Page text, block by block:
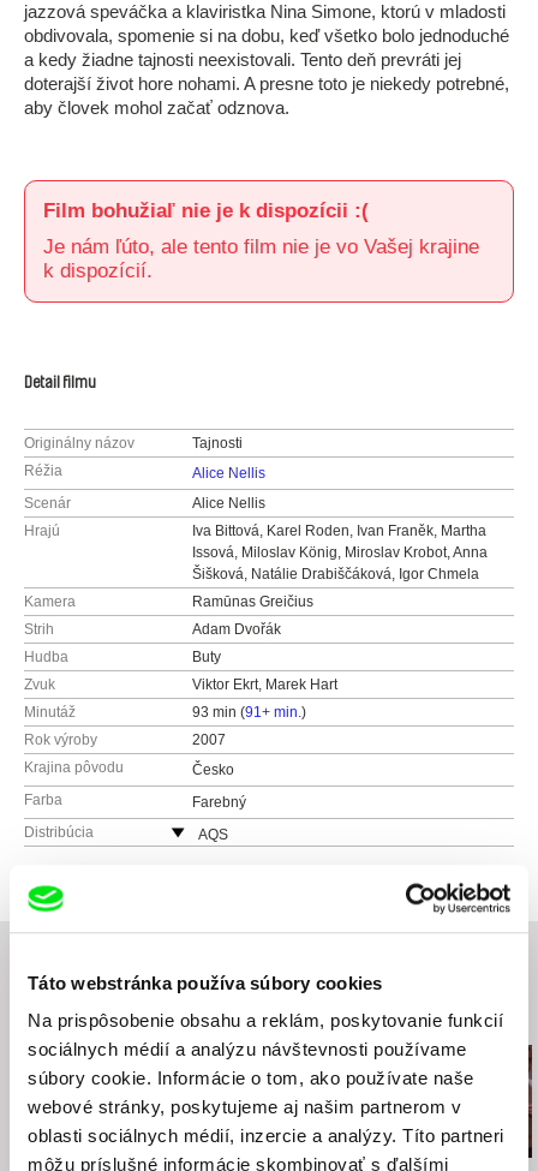
Táto webstránka používa súbory cookies
Na prispôsobenie obsahu a reklám, poskytovanie funkcií
sociálnych médií a analýzu návštevnosti používame
súbory cookie. Informácie o tom, ako používate naše
webové stránky, poskytujeme aj našim partnerom v
oblasti sociálnych médií, inzercie a analýzy. Títo partneri
môžu príslušné informácie skombinovať s ďalšími
jazzová speváčka a klaviristka Nina Simone, ktorú v mladosti
obdivovala, spomenie si na dobu, keď všetko bolo jednoduché
a kedy žiadne tajnosti neexistovali. Tento deň prevráti jej
doterajší život hore nohami. A presne toto je niekedy potrebné,
aby človek mohol začať odznova.
Film bohužiaľ nie je k dispozícii :(
Je nám ľúto, ale tento film nie je vo Vašej krajine
k dispozícií.
Detail filmu
Originálny názov
Tajnosti
Réžia
Alice Nellis
Scenár
Alice Nellis
Hrajú
Iva Bittová, Karel Roden, Ivan Franěk, Martha
Issová, Miloslav König, Miroslav Krobot, Anna
Šišková, Natálie Drabiščáková, Igor Chmela
Kamera
Ramūnas Greičius
Strih
Adam Dvořák
Hudba
Buty
Zvuk
Viktor Ekrt, Marek Hart
Minutáž
93 min (91+ min.)
Rok výroby
2007
Krajina pôvodu
Česko
Farba
Farebný
Distribúcia
AQS
tel: +420 221 436 105
Súvisiace filmy (20)